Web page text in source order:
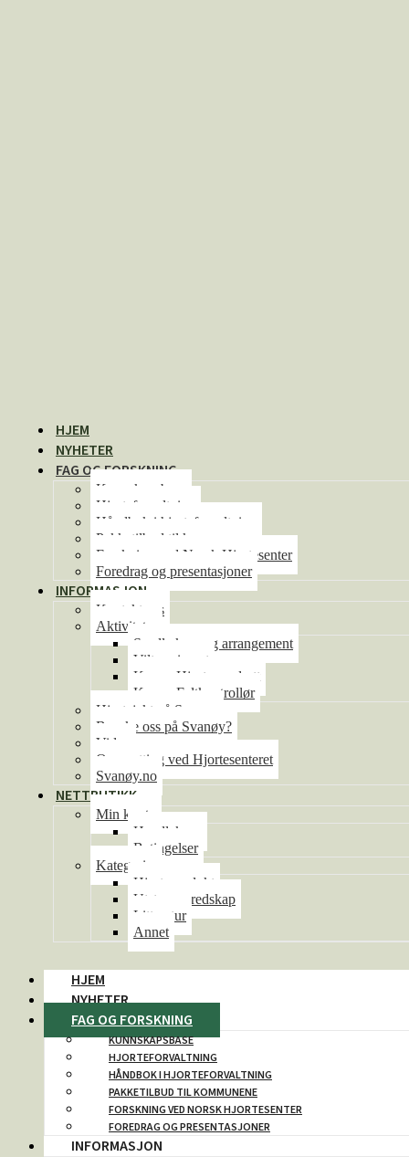
HJEM
NYHETER
FAG OG FORSKNING
Kunnskapsbase
Hjorteforvaltning
Håndbok i hjorteforvaltning
Pakketilbud til kommunene
Forskning ved Norsk Hjortesenter
Foredrag og presentasjoner
INFORMASJON
Kontakt oss
Aktiviteter
Se alle kurs og arrangement
Viltseminaret
Kurs – Hjorteoppdrett
Kurs – Feltkontrollør
Hjortejakt på Svanøy
Besøke oss på Svanøy?
Video
Overnatting ved Hjortesenteret
Svanøy.no
NETTBUTIKK
Min konto
Handlekurv
Betingelser
Kategorier
Hjorteprodukt
Utstyr og redskap
Litteratur
Annet
HJEM
NYHETER
FAG OG FORSKNING
KUNNSKAPSBASE
HJORTEFORVALTNING
HÅNDBOK I HJORTEFORVALTNING
PAKKETILBUD TIL KOMMUNENE
FORSKNING VED NORSK HJORTESENTER
FOREDRAG OG PRESENTASJONER
INFORMASJON